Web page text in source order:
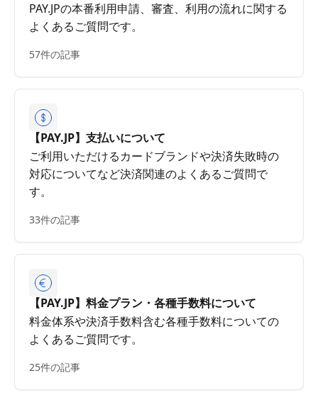
PAY.JPの本番利用申請、審査、利用の流れに関する
よくあるご質問です。
57件の記事
【PAY.JP】支払いについて
ご利用いただけるカードブランドや決済失敗時の
対応についてなど決済関連のよくあるご質問で
す。
33件の記事
【PAY.JP】料金プラン・各種手数料について
料金体系や決済手数料含む各種手数料についての
よくあるご質問です。
25件の記事